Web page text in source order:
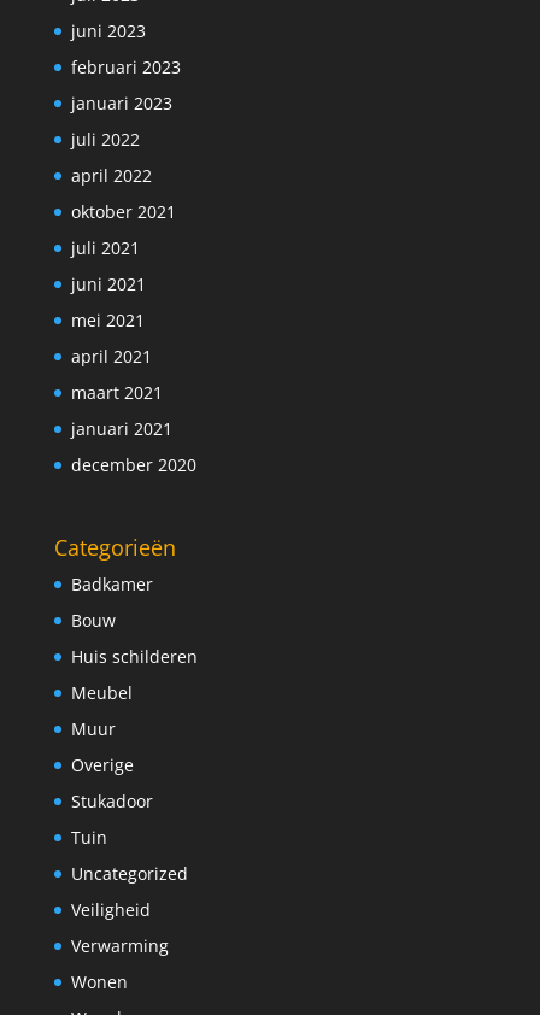
juni 2023
februari 2023
januari 2023
juli 2022
april 2022
oktober 2021
juli 2021
juni 2021
mei 2021
april 2021
maart 2021
januari 2021
december 2020
Categorieën
Badkamer
Bouw
Huis schilderen
Meubel
Muur
Overige
Stukadoor
Tuin
Uncategorized
Veiligheid
Verwarming
Wonen